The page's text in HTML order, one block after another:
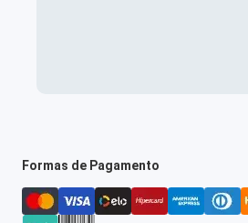
Formas de Pagamento